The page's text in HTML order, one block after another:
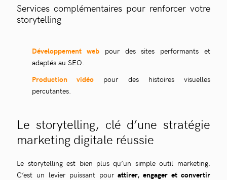
Services complémentaires pour renforcer votre
storytelling
Développement web pour des sites performants et
adaptés au SEO.
Production vidéo pour des histoires visuelles
percutantes.
Le storytelling, clé d’une stratégie
marketing digitale réussie
Le storytelling est bien plus qu’un simple outil marketing.
C’est un levier puissant pourattirer, engager et convertir